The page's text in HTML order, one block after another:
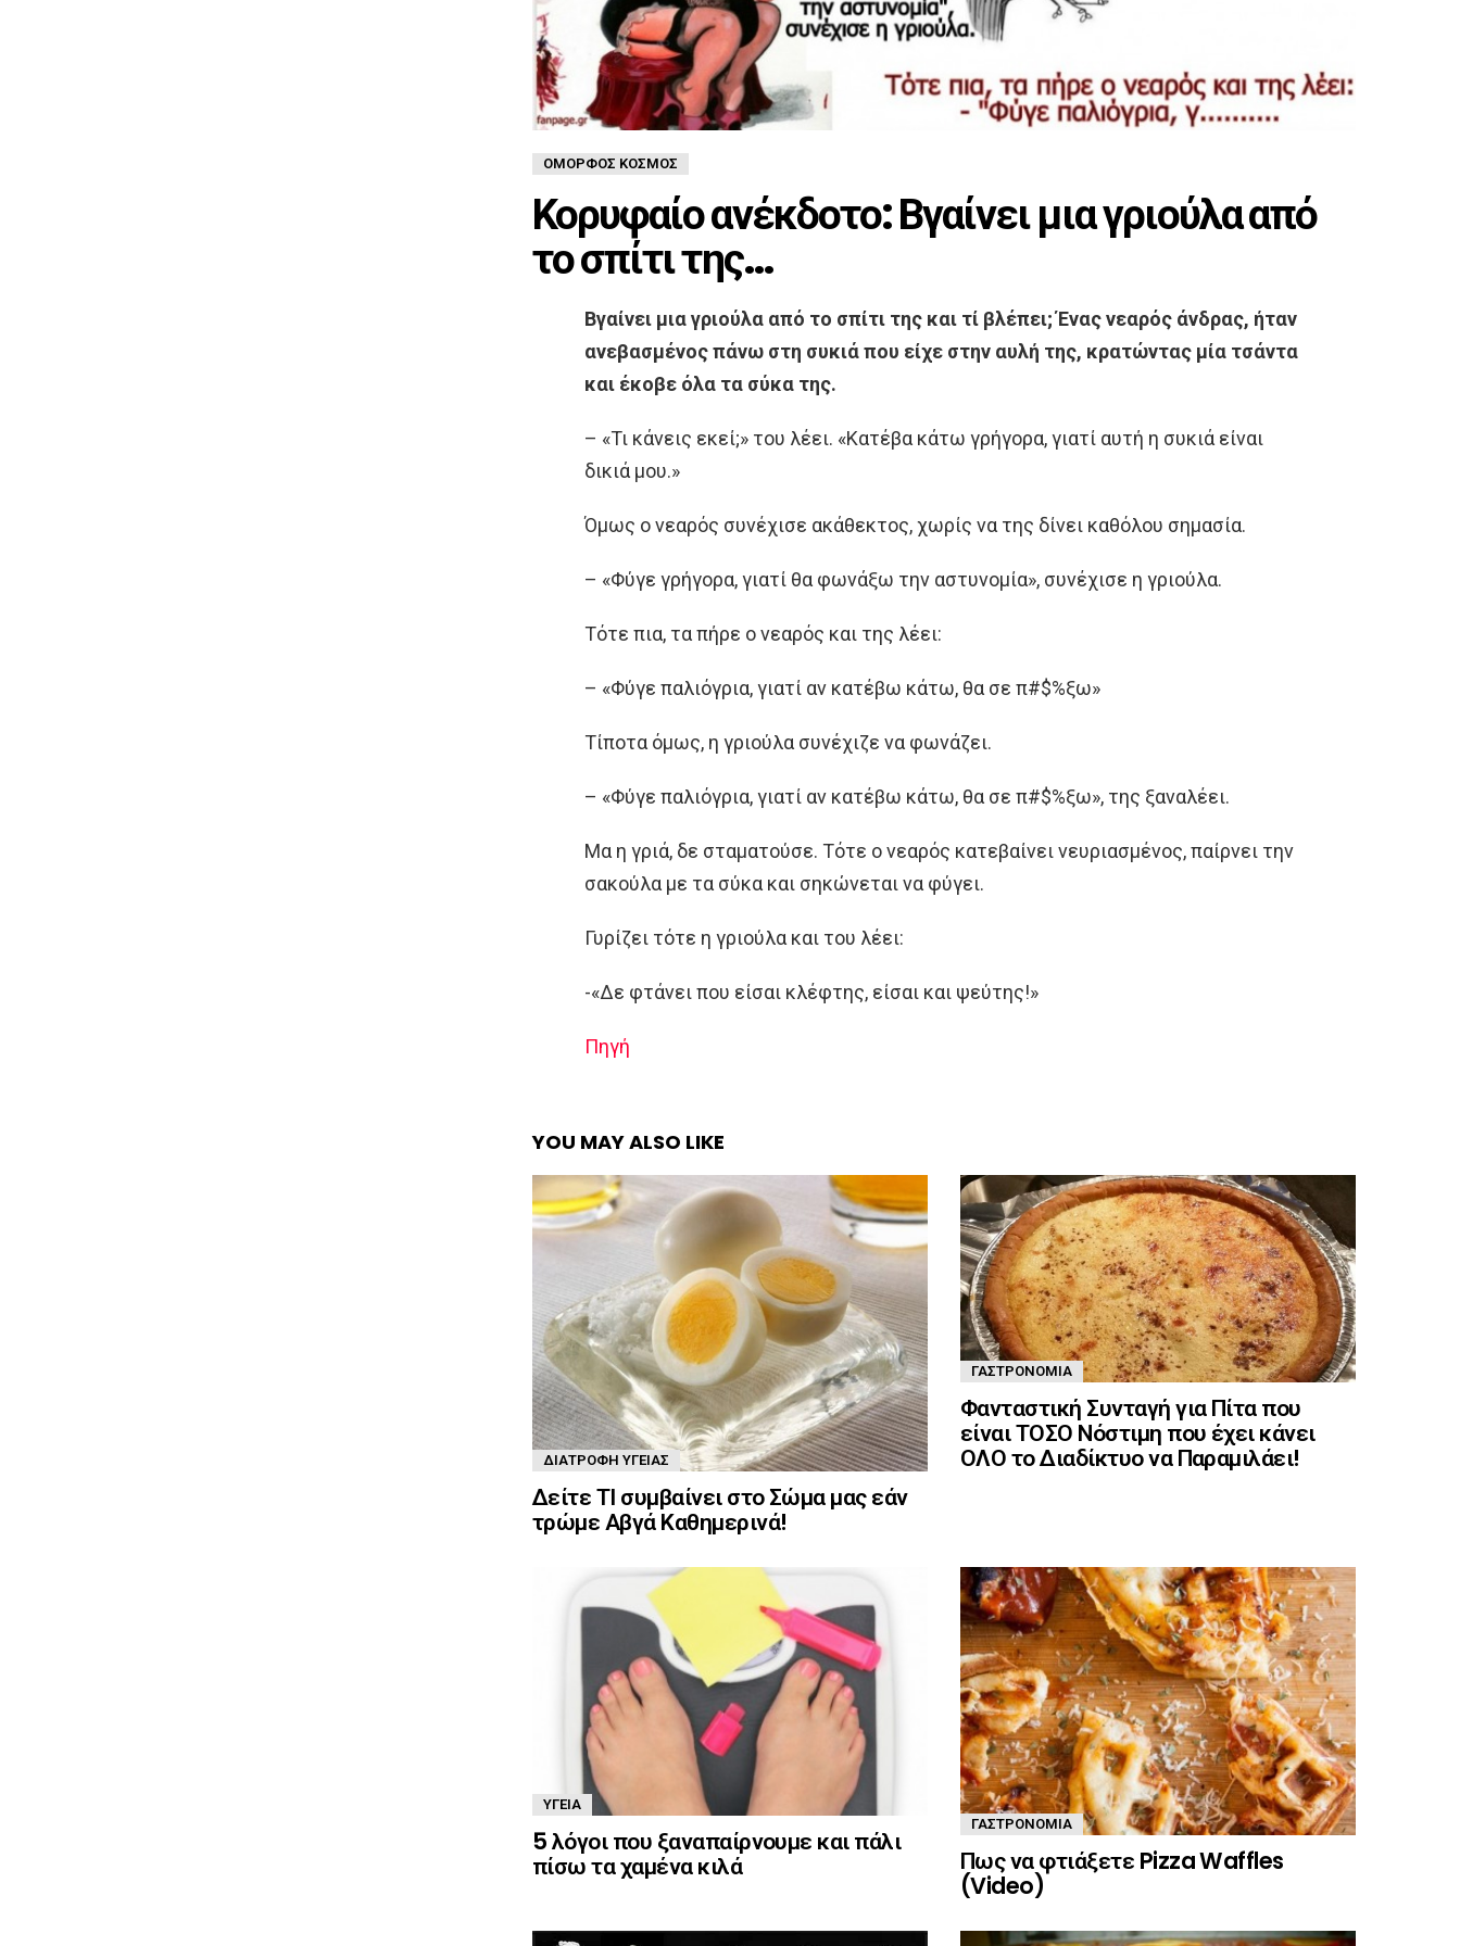
ΌΜΟΡΦΟΣ ΚΌΣΜΟΣ
Κορυφαίο ανέκδοτο: Βγαίνει μια γριούλα από
το σπίτι της…
Βγαίνει μια γριούλα από το σπίτι της και τί βλέπει; Ένας νεαρός άνδρας, ήταν
ανεβασμένος πάνω στη συκιά που είχε στην αυλή της, κρατώντας μία τσάντα
και έκοβε όλα τα σύκα της.
– «Τι κάνεις εκεί;» του λέει. «Κατέβα κάτω γρήγορα, γιατί αυτή η συκιά είναι
δικιά μου.»
Όμως ο νεαρός συνέχισε ακάθεκτος, χωρίς να της δίνει καθόλου σημασία.
– «Φύγε γρήγορα, γιατί θα φωνάξω την αστυνομία», συνέχισε η γριούλα.
Τότε πια, τα πήρε ο νεαρός και της λέει:
– «Φύγε παλιόγρια, γιατί αν κατέβω κάτω, θα σε π#$%ξω»
Τίποτα όμως, η γριούλα συνέχιζε να φωνάζει.
– «Φύγε παλιόγρια, γιατί αν κατέβω κάτω, θα σε π#$%ξω», της ξαναλέει.
Μα η γριά, δε σταματούσε. Τότε ο νεαρός κατεβαίνει νευριασμένος, παίρνει την
σακούλα με τα σύκα και σηκώνεται να φύγει.
Γυρίζει τότε η γριούλα και του λέει:
-«Δε φτάνει που είσαι κλέφτης, είσαι και ψεύτης!»
Πηγή
YOU MAY ALSO LIKE
ΔΙΑΤΡΟΦΉ ΥΓΕΊΑΣ
Δείτε ΤΙ συμβαίνει στο Σώμα μας εάν
τρώμε Αβγά Καθημερινά!
ΓΑΣΤΡΟΝΟΜΊΑ
Φανταστική Συνταγή για Πίτα που
είναι ΤΟΣΟ Νόστιμη που έχει κάνει
ΟΛΟ το Διαδίκτυο να Παραμιλάει!
ΥΓΕΊΑ
5 λόγοι που ξαναπαίρνουμε και πάλι
πίσω τα χαμένα κιλά
ΓΑΣΤΡΟΝΟΜΊΑ
Πως να φτιάξετε Pizza Waffles
(Video)